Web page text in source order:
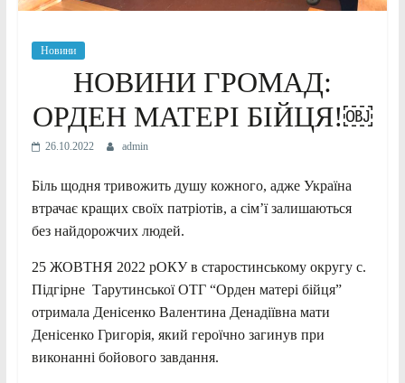
Новини
НОВИНИ ГРОМАД:
ОРДЕН МАТЕРІ БІЙЦЯ!￼
26.10.2022 admin
Біль щодня тривожить душу кожного, адже Україна
втрачає кращих своїх патріотів, а сім’ї залишаються
без найдорожчих людей.
25 ЖОВТНЯ 2022 рОКУ в старостинському округу с.
Підгірне Тарутинської ОТГ “Орден матері бійця”
отримала Денісенко Валентина Денадіївна мати
Денісенко Григорія, який героїчно загинув при
виконанні бойового завдання.